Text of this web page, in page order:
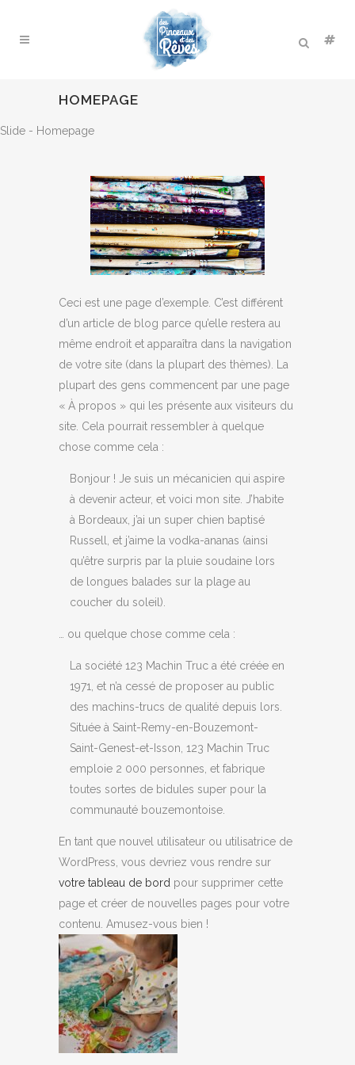
HOMEPAGE
Slide - Homepage
Ceci est une page d’exemple. C’est différent
d’un article de blog parce qu’elle restera au
même endroit et apparaîtra dans la navigation
de votre site (dans la plupart des thèmes). La
plupart des gens commencent par une page
« À propos » qui les présente aux visiteurs du
site. Cela pourrait ressembler à quelque
chose comme cela :
Bonjour ! Je suis un mécanicien qui aspire
à devenir acteur, et voici mon site. J’habite
à Bordeaux, j’ai un super chien baptisé
Russell, et j’aime la vodka-ananas (ainsi
qu’être surpris par la pluie soudaine lors
de longues balades sur la plage au
coucher du soleil).
… ou quelque chose comme cela :
La société 123 Machin Truc a été créée en
1971, et n’a cessé de proposer au public
des machins-trucs de qualité depuis lors.
Située à Saint-Remy-en-Bouzemont-
Saint-Genest-et-Isson, 123 Machin Truc
emploie 2 000 personnes, et fabrique
toutes sortes de bidules super pour la
communauté bouzemontoise.
En tant que nouvel utilisateur ou utilisatrice de
WordPress, vous devriez vous rendre sur
votre tableau de bord pour supprimer cette
page et créer de nouvelles pages pour votre
contenu. Amusez-vous bien !